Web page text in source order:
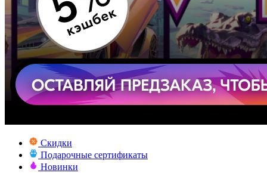
Скидки
Подарочные сертификаты
Новинки